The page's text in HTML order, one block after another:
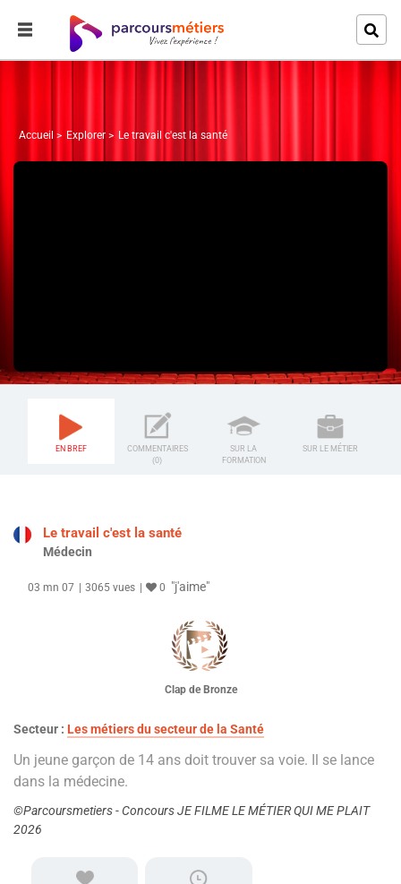
Accueil Explorer Le travail c'est la santé
EN BREF
COMMENTAIRES
(0)
SUR LA
FORMATION
SUR LE MÉTIER
Le travail c'est la santé
Médecin
03 mn 07 3065 vues 0 "j'aime"
Clap de Bronze
Secteur : Les métiers du secteur de la Santé
Un jeune garçon de 14 ans doit trouver sa voie. Il se lance
dans la médecine.
©Parcoursmetiers - Concours JE FILME LE MÉTIER QUI ME PLAIT
2026